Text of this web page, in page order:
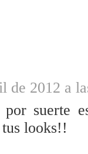
de 2012 a
por suerte
looks!!